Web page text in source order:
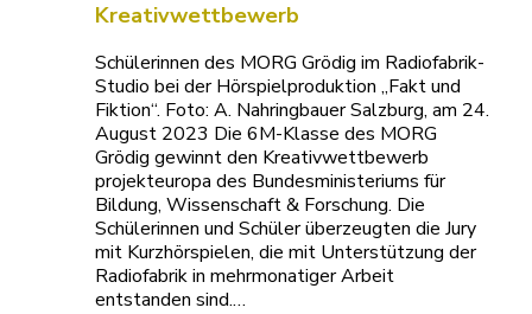
Kreativwettbewerb
Schülerinnen des MORG Grödig im Radiofabrik-
Studio bei der Hörspielproduktion „Fakt und
Fiktion“. Foto: A. Nahringbauer Salzburg, am 24.
August 2023 Die 6M-Klasse des MORG
Grödig gewinnt den Kreativwettbewerb
projekteuropa des Bundesministeriums für
Bildung, Wissenschaft & Forschung. Die
Schülerinnen und Schüler überzeugten die Jury
mit Kurzhörspielen, die mit Unterstützung der
Radiofabrik in mehrmonatiger Arbeit
entstanden sind.…